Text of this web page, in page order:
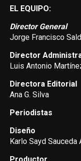
EL EQUIPO:
Director General
Jorge Francisco
Director
Luis Antonio
Directora Editorial
Ana G. Silva
Periodistas
Diseño
Karlo Sayd Sauceda